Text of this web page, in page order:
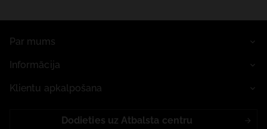
Par mums
Informācija
Klientu apkalpošana
Dodieties uz Atbalsta centru